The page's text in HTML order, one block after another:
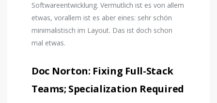
Softwareentwicklung. Vermutlich ist es von allem
etwas, vorallem ist es aber eines: sehr schön
minimalistisch im Layout. Das ist doch schon
mal etwas.
Doc Norton: Fixing Full-Stack
Teams; Specialization Required